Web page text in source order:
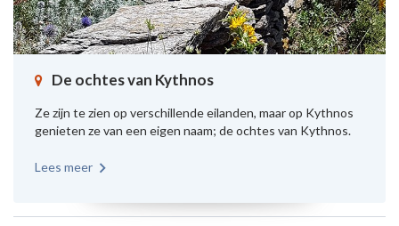
De ochtes van Kythnos
Ze zijn te zien op verschillende eilanden, maar op Kythnos
genieten ze van een eigen naam; de ochtes van Kythnos.
Lees meer